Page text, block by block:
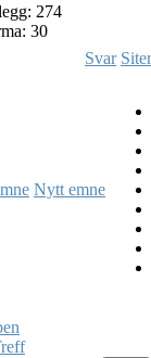
274
30
Svar Siter
Nytt emne